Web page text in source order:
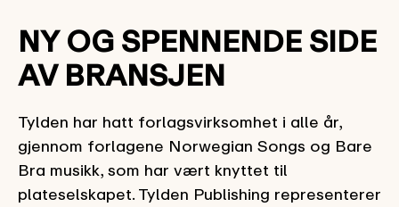
NY OG SPENNENDE SIDE
AV BRANSJEN
Tylden har hatt forlagsvirksomhet i alle år,
gjennom forlagene Norwegian Songs og Bare
Bra musikk, som har vært knyttet til
plateselskapet. Tylden Publishing representerer